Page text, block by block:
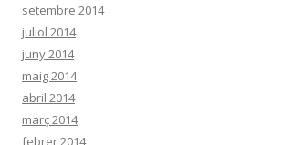
setembre 2014
juliol 2014
juny 2014
maig 2014
abril 2014
març 2014
febrer 2014